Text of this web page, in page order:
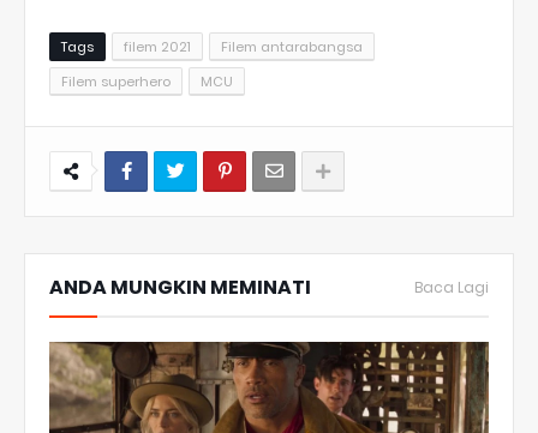
Tags filem 2021
Filem antarabangsa
Filem superhero
MCU
ANDA MUNGKIN MEMINATI Baca Lagi